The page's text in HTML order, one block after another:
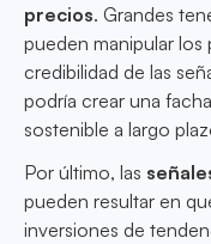
precios. Grandes
pueden manipular los
credibilidad de las
podría crear una
sostenible a largo
Por último, las
pueden resultar en
inversiones de